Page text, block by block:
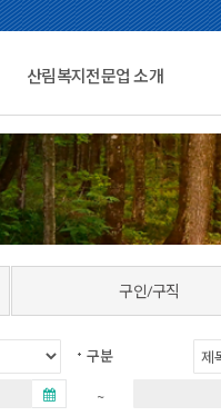
산림복지전문업 소개
구인/구직
구분
~